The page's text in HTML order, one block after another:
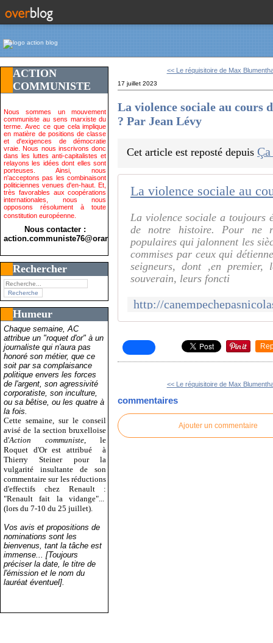
ACTION
COMMUNISTE
Nous sommes un mouvement
communiste au sens marxiste du
terme. Avec ce que cela implique
en matière de positions de classe
et d'exigences de démocratie
vraie. Nous nous inscrivons donc
dans les luttes anti-capitalistes et
relayons les idées dont elles sont
porteuses. Ainsi, nous
n'acceptons pas les combinaisont
politiciennes venues d'en-haut. Et,
très favorables aux coopérations
internationales, nous nous
opposons résolument à toute
constitution européenne.
Nous contacter :
action.communiste76@orange.fr>
Rechercher
Humeur
Chaque semaine, AC
attribue un "roquet d'or" à un
journaliste qui n'aura pas
honoré son métier, que ce
soit par sa complaisance
politique envers les forces
de l'argent, son agressivité
corporatiste, son inculture,
ou sa bêtise, ou les quatre à
la fois.
Cette semaine, sur le conseil
avisé de la section bruxelloise
d'Action communiste , le
Roquet d'Or est attribué
à
Thierry Steiner pour la
vulgarité insultante de son
commentaire sur les réductions
d'effectifs chez Renault :
"Renault fait la vidange"...
(lors du 7-10 du 25 juillet).
Vos avis et propositions de
nominations sont les
bienvenus, tant la tâche est
immense... [Toujours
préciser la date, le titre de
l'émission et le nom du
lauréat éventuel].
<< Le réquisitoire de Max
17 juillet 2023
La violence sociale au cours
? Par Jean Lévy
Cet article est reposté depuis
La violence sociale a toujours
de notre histoire. Pour ne
populaires qui jalonnent les
commises par ceux qui
seigneurs, dont ,en
souverain, leurs foncti
<< Le réquisitoire de Max
commentaires
Ajouter un commentaire